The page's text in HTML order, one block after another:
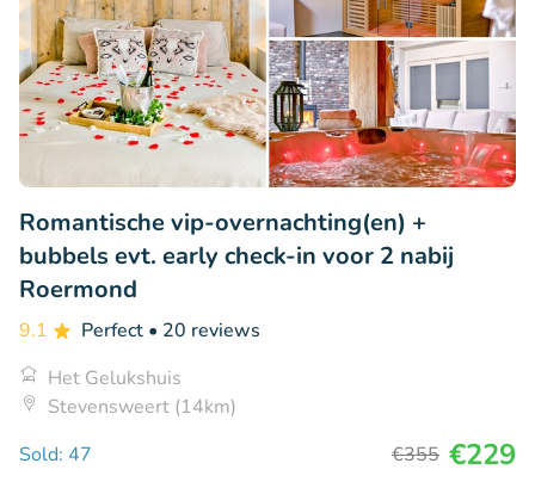
Romantische vip-overnachting(en) +
bubbels evt. early check-in voor 2 nabij
Roermond
9.1 Perfect • 20 reviews
Het Gelukshuis
Stevensweert (14km)
Sold: 47
€355 €229